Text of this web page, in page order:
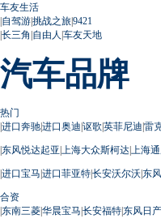
车友生活
|自驾游|挑战之旅|9421
|长三角 |自由人 |车友天地
汽车品牌
热门
|进口奔驰|进口奥迪|讴歌|英菲尼迪|雷
|东风悦达起亚| 上海大众斯柯达| 上海
|进口宝马|进口菲亚特|长安沃尔沃|东
合资
|东南三菱|华晨宝马|长安福特|东风日产